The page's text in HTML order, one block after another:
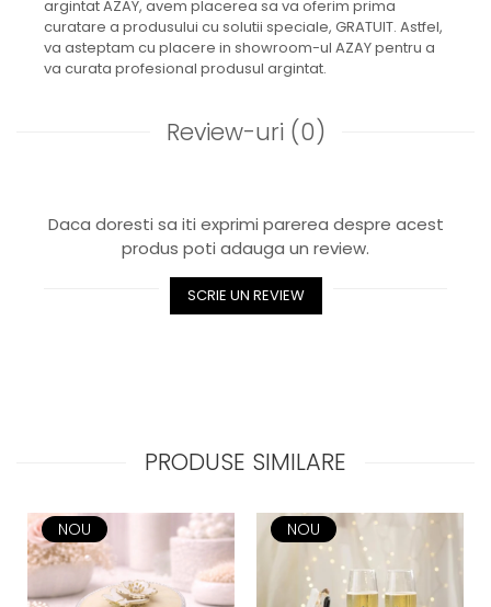
argintat AZAY, avem placerea sa va oferim prima
curatare a produsului cu solutii speciale, GRATUIT. Astfel,
va asteptam cu placere in showroom-ul AZAY pentru a
va curata profesional produsul argintat.
Review-uri (0)
Daca doresti sa iti exprimi parerea despre acest
produs poti adauga un review.
SCRIE UN REVIEW
PRODUSE SIMILARE
NOU NOU